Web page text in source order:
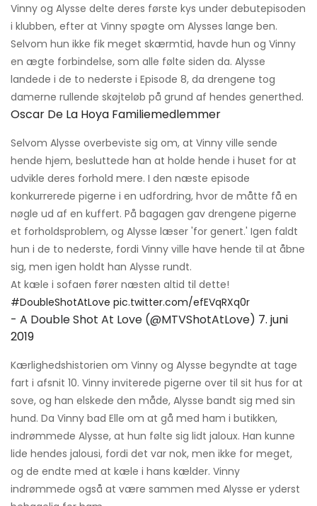
Vinny og Alysse delte deres første kys under debutepisoden
i klubben, efter at Vinny spøgte om Alysses lange ben.
Selvom hun ikke fik meget skærmtid, havde hun og Vinny
en ægte forbindelse, som alle følte siden da. Alysse
landede i de to nederste i Episode 8, da drengene tog
damerne rullende skøjteløb på grund af hendes generthed.
Oscar De La Hoya Familiemedlemmer
Selvom Alysse overbeviste sig om, at Vinny ville sende
hende hjem, besluttede han at holde hende i huset for at
udvikle deres forhold mere. I den næste episode
konkurrerede pigerne i en udfordring, hvor de måtte få en
nøgle ud af en kuffert. På bagagen gav drengene pigerne
et forholdsproblem, og Alysse læser 'for genert.' Igen faldt
hun i de to nederste, fordi Vinny ville have hende til at åbne
sig, men igen holdt han Alysse rundt.
At kæle i sofaen fører næsten altid til dette!
#DoubleShotAtLove pic.twitter.com/efEVqRXq0r
- A Double Shot At Love (@MTVShotAtLove) 7. juni
2019
Kærlighedshistorien om Vinny og Alysse begyndte at tage
fart i afsnit 10. Vinny inviterede pigerne over til sit hus for at
sove, og han elskede den måde, Alysse bandt sig med sin
hund. Da Vinny bad Elle om at gå med ham i butikken,
indrømmede Alysse, at hun følte sig lidt jaloux. Han kunne
lide hendes jalousi, fordi det var nok, men ikke for meget,
og de endte med at kæle i hans kælder. Vinny
indrømmede også at være sammen med Alysse er yderst